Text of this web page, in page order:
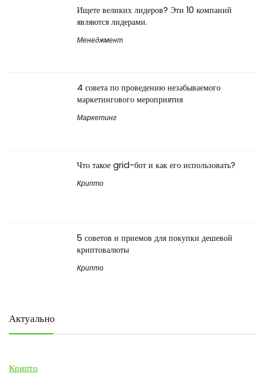
Ищете великих лидеров? Эти 10 компаний
являются лидерами.
Менеджмент
4 совета по проведению незабываемого
маркетингового мероприятия
Маркетинг
Что такое grid-бот и как его использовать?
Крипто
5 советов и приемов для покупки дешевой
криптовалюты
Крипто
Актуально
Крипто